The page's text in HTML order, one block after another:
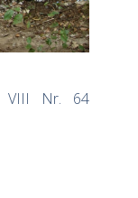
VIII Nr. 64